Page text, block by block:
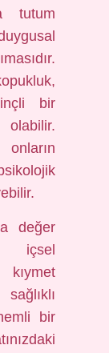
tutum
bir
değer
içsel
bir